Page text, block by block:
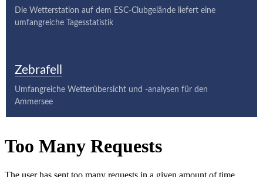
Die Wetterstation auf dem ESC-Clubgelände liefert eine
umfangreiche Tagesstatistik
Zebrafell
Umfangreiche Wetterübersicht und -analysen für den
Ammersee